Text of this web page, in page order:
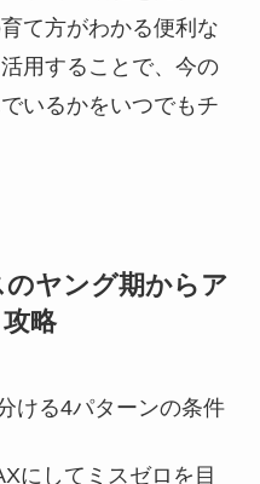
て方がわかる便利な
用することで、今の
いるかをいつでもチ
ヤング期からア
略
ける4パターンの条件
にしてミスゼロを目